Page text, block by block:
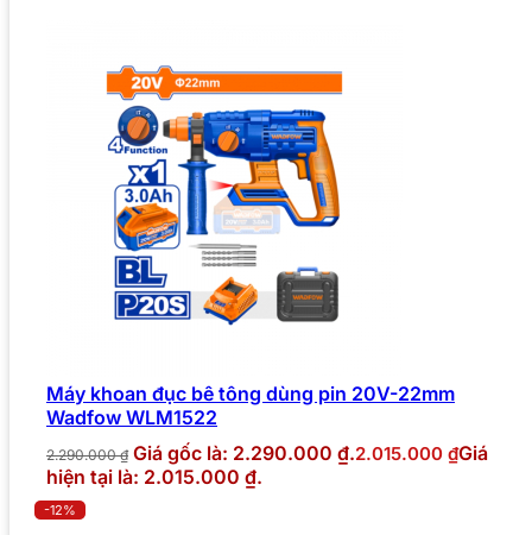
Máy khoan đục bê tông dùng pin 20V-22mm
Wadfow WLM1522
2.290.000₫ Giá gốc là: 2.290.000 ₫.2.015.000 ₫Giá
hiện tại là: 2.015.000 ₫.
-12%